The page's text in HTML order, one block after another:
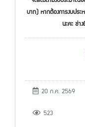
บาท) หากต้องการงบปร
นะคะ ช่า
20 ก.ค. 2569
523